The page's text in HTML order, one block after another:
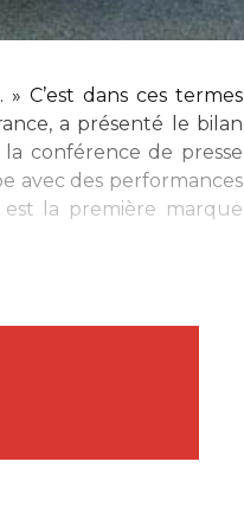
C’est dans ces termes
a présenté le bilan
conférence de presse
avec des performances
la première marque